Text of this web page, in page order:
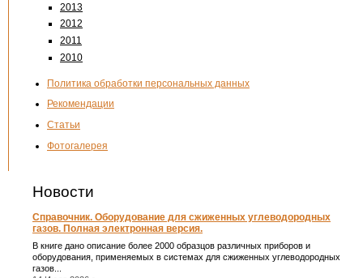
2013
2012
2011
2010
Политика обработки персональных данных
Рекомендации
Статьи
Фотогалерея
Новости
Справочник. Оборудование для сжиженных углеводородных
газов. Полная электронная версия.
В книге дано описание более 2000 образцов различных приборов и
оборудования, применяемых в системах для сжиженных углеводородных
газов...